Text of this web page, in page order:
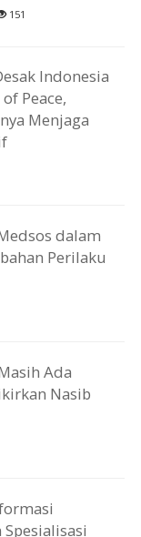
151
Indonesia
Peace,
Menjaga
dalam
Perilaku
Ada
Nasib